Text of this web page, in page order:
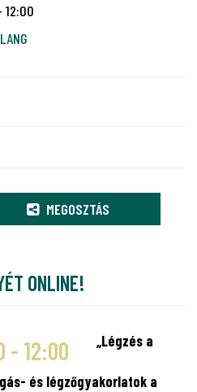
12:00
MEGOSZTÁS
ONLINE!
- 12:00 „Légzés a
és légzőgyakorlatok a